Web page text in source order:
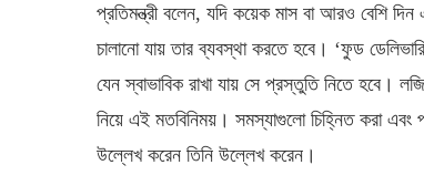
প্রতিমন্ত্রী বলেন, যদি কয়েক মাস বা আরও বেশি দিন
চালানো যায় তার ব্যবস্থা করতে হবে। ‘ফুড
যেন স্বাভাবিক রাখা যায় সে প্রস্তুতি নিতে হবে।
নিয়ে এই মতবিনিময়। সমস্যাগুলো চিহ্নিত করা এবং
উল্লেখ করেন তিনি উল্লেখ করেন।